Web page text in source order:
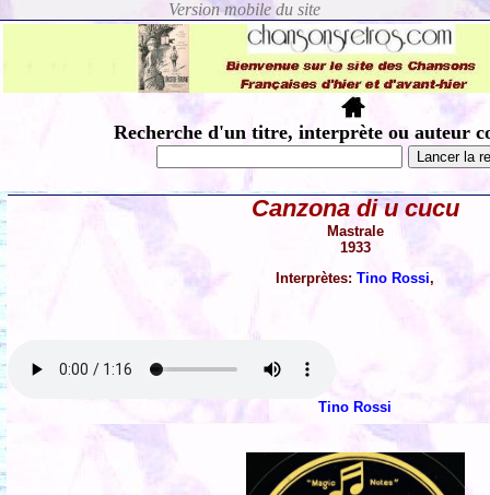
Recherche d'un titre, interprète ou auteur
Canzona di u cucu
Mastrale
1933
Interprètes:Tino Rossi,
Tino Rossi